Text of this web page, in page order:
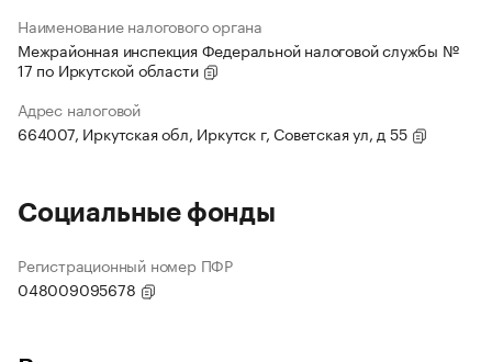
Наименование налогового органа
Межрайонная инспекция Федеральной налоговой службы №
17 по Иркутской области
Адрес налоговой
664007, Иркутская обл, Иркутск г, Советская ул, д 55
Социальные фонды
Регистрационный номер ПФР
048009095678